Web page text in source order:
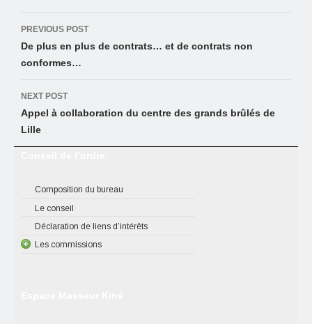
Post
navigation
PREVIOUS POST
De plus en plus de contrats… et de contrats non
conformes…
NEXT POST
Appel à collaboration du centre des grands brûlés de
Lille
Composition du bureau
Le conseil
Déclaration de liens d’intérêts
Les commissions